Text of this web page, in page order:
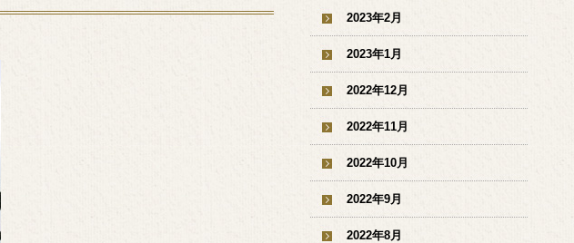
2023年2月
2023年1月
2022年12月
2022年11月
2022年10月
2022年9月
2022年8月